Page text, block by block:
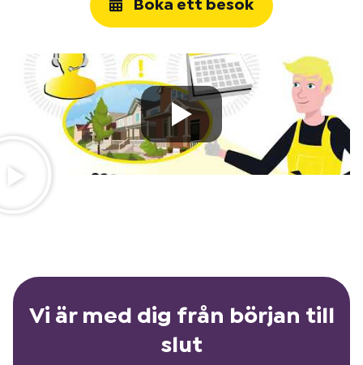
Boka ett besök
Vi är med dig från början till
slut